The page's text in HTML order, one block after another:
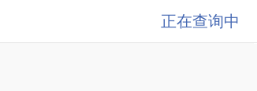
正在查询中